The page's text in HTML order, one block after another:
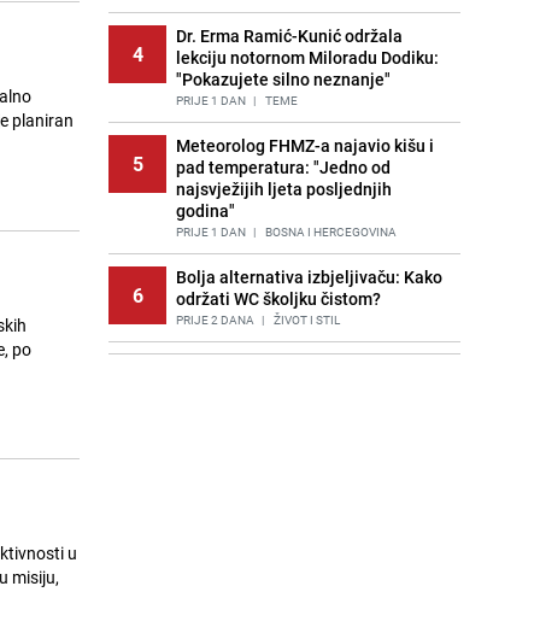
planiran
po
u
misiju,
4
Dr. Erma Ramić-Kunić održala
lekciju notornom Miloradu Dodiku:
"Pokazujete silno neznanje"
PRIJE 1 DAN | TEME
5
Meteorolog FHMZ-a najavio kišu i
pad temperatura: "Jedno od
najsvježijih ljeta posljednjih
godina"
PRIJE 1 DAN | BOSNA I HERCEGOVINA
6
Bolja alternativa izbjeljivaču: Kako
održati WC školjku čistom?
PRIJE 2 DANA | ŽIVOT I STIL